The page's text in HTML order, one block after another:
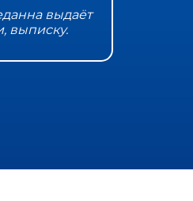
выдаёт
выписку.